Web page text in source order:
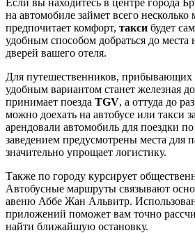
на автомобиле займет всего
предпочитает комфорт, такси будет
удобным способом добраться до места
дверей вашего отеля.
Для путешественников, прибывающих
удобным вариантом станет железная
принимает поезда TGV, а оттуда до
можно доехать на автобусе или такси
арендовали автомобиль для поездки по
заведением предусмотрены места для
значительно упрощает логистику.
Также по городу курсирует
Автобусные маршруты связывают
авеню Аббе Жан Альвитр.
приложений поможет вам точно
найти ближайшую остановку.